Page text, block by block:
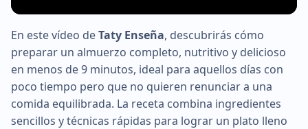
▶
En este vídeo deTaty Enseña, descubrirás cómo
preparar un almuerzo completo, nutritivo y delicioso
en menos de 9 minutos, ideal para aquellos días con
poco tiempo pero que no quieren renunciar a una
comida equilibrada. La receta combina ingredientes
sencillos y técnicas rápidas para lograr un plato lleno